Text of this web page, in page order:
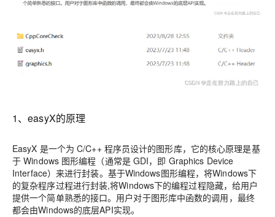
1、easyX的原理
EasyX 是一个为 C/C++ 程序员设计的图形库，它的核心原理是基
于Windows 图形编程 （通常是 GDI，即 Graphics Device
Interface）来进行封装。基于Windows图形编程，将Windows下
的复杂程序过程进行封装,将Windows下的编程过程隐藏，给用户
提供一个简单熟悉的接口。用户对于图形库中函数的调用，最终
都会由Windows的底层API实现。